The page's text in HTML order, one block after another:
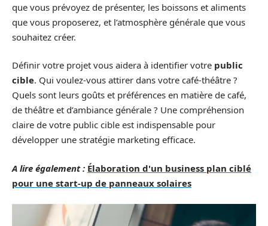
que vous prévoyez de présenter, les boissons et aliments
que vous proposerez, et l’atmosphère générale que vous
souhaitez créer.
Définir votre projet vous aidera à identifier votre public
cible. Qui voulez-vous attirer dans votre café-théâtre ?
Quels sont leurs goûts et préférences en matière de café,
de théâtre et d’ambiance générale ? Une compréhension
claire de votre public cible est indispensable pour
développer une stratégie marketing efficace.
A lire également : Élaboration d'un business plan ciblé
pour une start-up de panneaux solaires